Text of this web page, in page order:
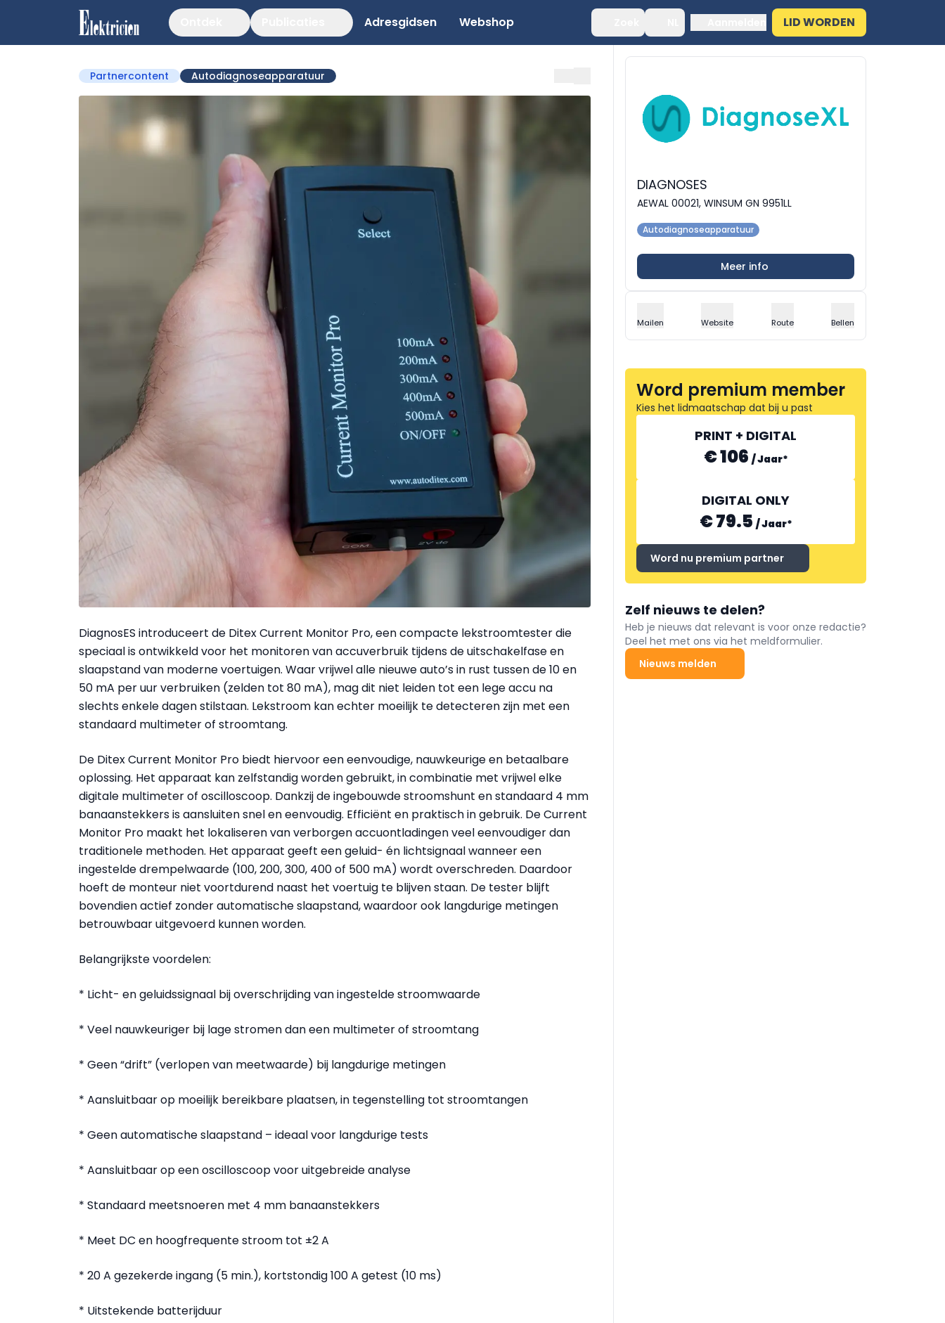
Adresgidsen Webshop LID WORDEN
Partnercontent Autodiagnoseapparatuur
DiagnosES introduceert de Ditex Current Monitor Pro, een compacte lekstroomtester die
speciaal is ontwikkeld voor het monitoren van accuverbruik tijdens de uitschakelfase en
slaapstand van moderne voertuigen. Waar vrijwel alle nieuwe auto’s in rust tussen de 10 en
50 mA per uur verbruiken (zelden tot 80 mA), mag dit niet leiden tot een lege accu na
slechts enkele dagen stilstaan. Lekstroom kan echter moeilijk te detecteren zijn met een
standaard multimeter of stroomtang.
De Ditex Current Monitor Pro biedt hiervoor een eenvoudige, nauwkeurige en betaalbare
oplossing. Het apparaat kan zelfstandig worden gebruikt, in combinatie met vrijwel elke
digitale multimeter of oscilloscoop. Dankzij de ingebouwde stroomshunt en standaard 4 mm
banaanstekkers is aansluiten snel en eenvoudig. Efficiënt en praktisch in gebruik. De Current
Monitor Pro maakt het lokaliseren van verborgen accuontladingen veel eenvoudiger dan
traditionele methoden. Het apparaat geeft een geluid- én lichtsignaal wanneer een
ingestelde drempelwaarde (100, 200, 300, 400 of 500 mA) wordt overschreden. Daardoor
hoeft de monteur niet voortdurend naast het voertuig te blijven staan. De tester blijft
bovendien actief zonder automatische slaapstand, waardoor ook langdurige metingen
betrouwbaar uitgevoerd kunnen worden.
Belangrijkste voordelen:
* Licht- en geluidssignaal bij overschrijding van ingestelde stroomwaarde
* Veel nauwkeuriger bij lage stromen dan een multimeter of stroomtang
* Geen “drift” (verlopen van meetwaarde) bij langdurige metingen
* Aansluitbaar op moeilijk bereikbare plaatsen, in tegenstelling tot stroomtangen
* Geen automatische slaapstand – ideaal voor langdurige tests
* Aansluitbaar op een oscilloscoop voor uitgebreide analyse
* Standaard meetsnoeren met 4 mm banaanstekkers
* Meet DC en hoogfrequente stroom tot ±2 A
* 20 A gezekerde ingang (5 min.), kortstondig 100 A getest (10 ms)
* Uitstekende batterijduur
DIAGNOSES
AEWAL 00021, WINSUM GN 9951LL
Autodiagnoseapparatuur
Meer info
Mailen Website Route Bellen
Word premium member
Kies het lidmaatschap dat bij u past
PRINT + DIGITAL
€ 106 /Jaar*
DIGITAL ONLY
€ 79.5 /Jaar*
Word nu premium partner
Zelf nieuws te delen?
Heb je nieuws dat relevant is voor onze redactie?
Deel het met ons via het meldformulier.
Nieuws melden